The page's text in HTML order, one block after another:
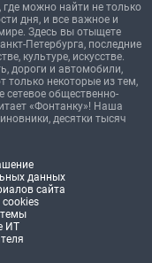
где можно найти не только
дня, и все важное и
Здесь вы отыщете
Петербурга, последние
культуре, искусстве.
дороги и автомобили,
только некоторые из тем,
сетевое общественно-
«Фонтанку»! Наша
десятки тысяч
данных
сайта
ИТ